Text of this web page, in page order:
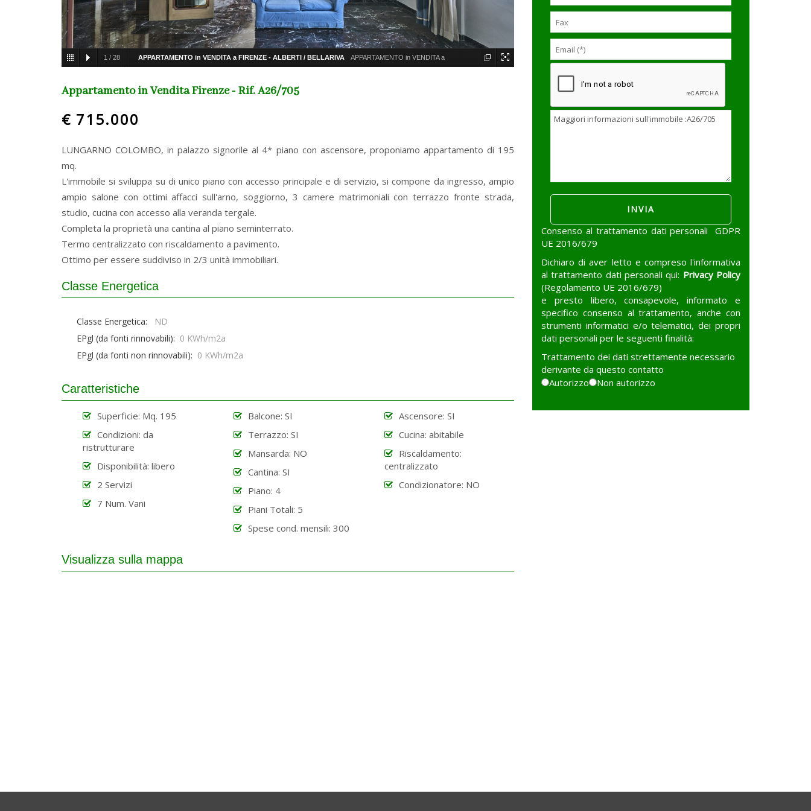
1 / 28 APPARTAMENTO in VENDITA a FIRENZE - ALBERTI / BELLARIVA APPARTAMENTO in VENDITA a
Appartamento in Vendita Firenze - Rif. A26/705
€ 715.000
LUNGARNO COLOMBO, in palazzo signorile al 4* piano con ascensore, proponiamo appartamento di 195
mq.
L'immobile si sviluppa su di unico piano con accesso principale e di servizio, si compone da ingresso, ampio
ampio salone con ottimi affacci sull'arno, soggiorno, 3 camere matrimoniali con terrazzo fronte strada,
studio, cucina con accesso alla veranda tergale.
Completa la proprietà una cantina al piano seminterrato.
Termo centralizzato con riscaldamento a pavimento.
Ottimo per essere suddiviso in 2/3 unità immobiliari.
Classe Energetica
Classe Energetica:
ND
EPgl (da fonti rinnovabili): 0 KWh/m2a
EPgl (da fonti non rinnovabili): 0 KWh/m2a
Caratteristiche
Superficie: Mq. 195
Condizioni: da
ristrutturare
Disponibilità: libero
2 Servizi
7 Num. Vani
Balcone: SI
Terrazzo: SI
Mansarda: NO
Cantina: SI
Piano: 4
Piani Totali: 5
Spese cond. mensili: 300
Ascensore: SI
Cucina: abitabile
Riscaldamento:
centralizzato
Condizionatore: NO
Visualizza sulla mappa
Consenso al trattamento dati personali GDPR
UE 2016/679
Dichiaro di aver letto e compreso l'informativa
al trattamento dati personali qui: Privacy Policy
(Regolamento UE 2016/679)
e presto libero, consapevole, informato e
specifico consenso al trattamento, anche con
strumenti informatici e/o telematici, dei propri
dati personali per le seguenti finalità:
Trattamento dei dati strettamente necessario
derivante da questo contatto
Autorizzo
Non autorizzo